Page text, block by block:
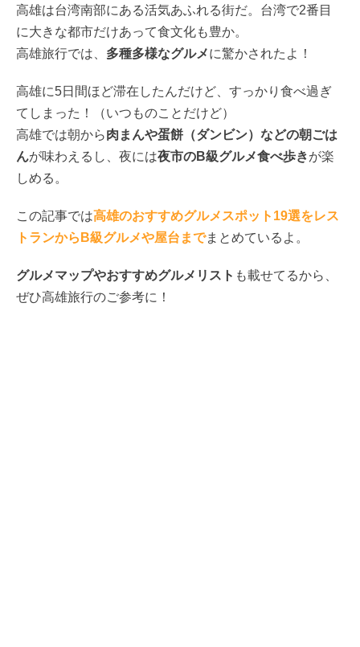
高雄は台湾南部にある活気あふれる街だ。台湾で2番目
に大きな都市だけあって食文化も豊か。
高雄旅行では、 多種多様なグルメに驚かされたよ！
高雄に5日間ほど滞在したんだけど、すっかり食べ過ぎ
てしまった！（いつものことだけど）
高雄では朝から肉まんや蛋餅（ダンビン）などの朝ごは
んが味わえるし、夜には夜市のB級グルメ食べ歩きが楽
しめる。
この記事では高雄のおすすめグルメスポット19選をレス
トランからB級グルメや屋台までまとめているよ。
グルメマップやおすすめグルメリスト も載せてるから、
ぜひ高雄旅行のご参考に！